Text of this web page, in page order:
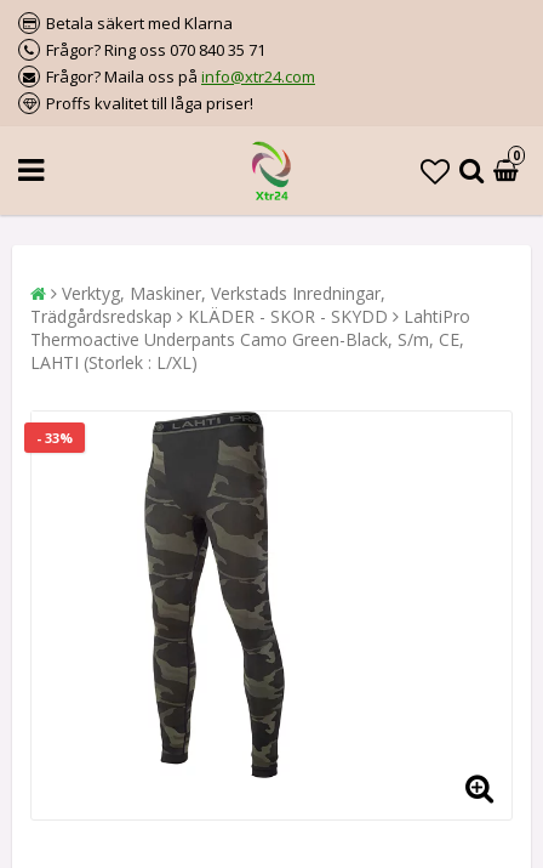
Betala säkert med Klarna
Frågor? Ring oss 070 840 35 71
Frågor? Maila oss på info@xtr24.com
Proffs kvalitet till låga priser!
0
Verktyg, Maskiner, Verkstads Inredningar,
Trädgårdsredskap
KLÄDER - SKOR - SKYDD
LahtiPro
Thermoactive Underpants Camo Green-Black, S/m, CE,
LAHTI (Storlek : L/XL)
- 33%